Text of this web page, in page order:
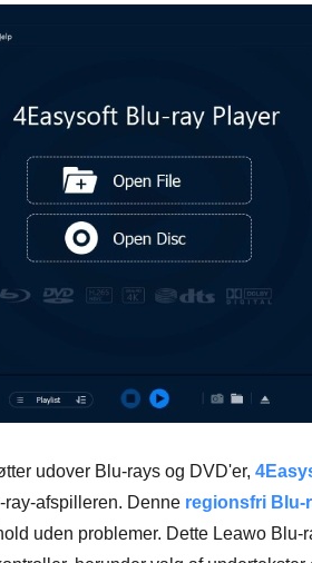
udover Blu-rays og DVD'er,
ray-afspilleren. Denne regionsfri Blu-
uden problemer. Dette Leawo Blu-